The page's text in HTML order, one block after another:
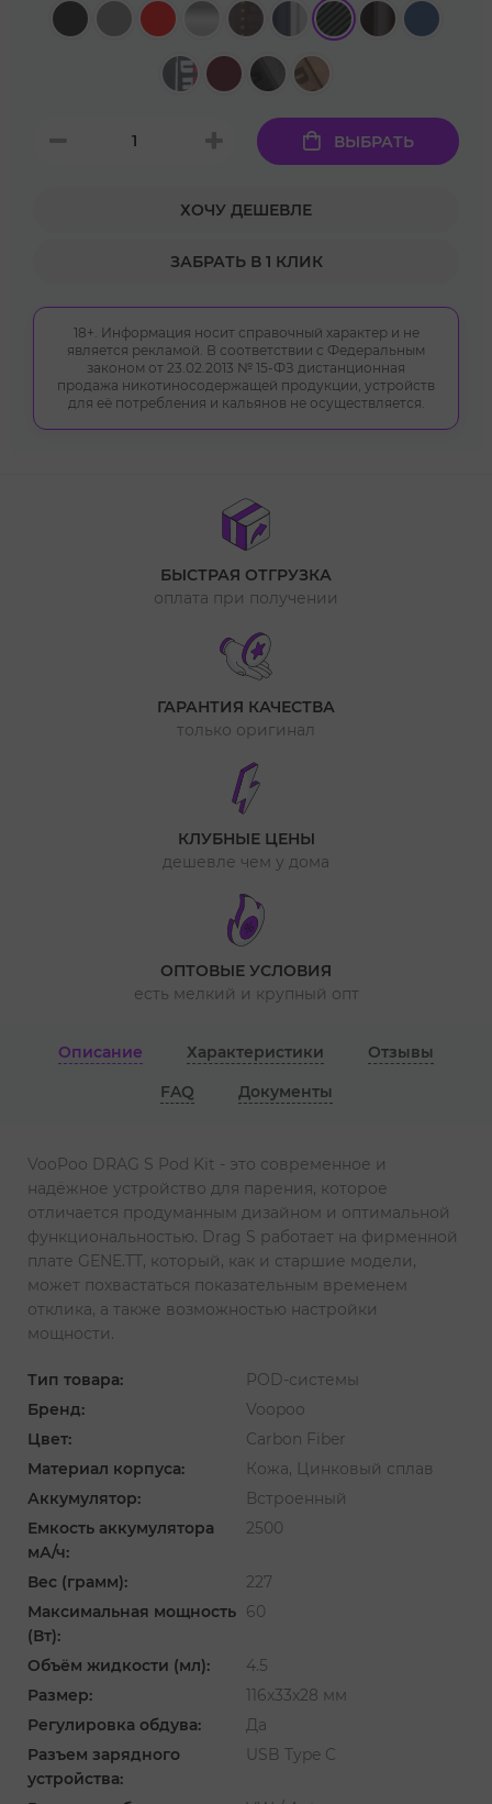
ВЫБРАТЬ
ХОЧУ ДЕШЕВЛЕ
ЗАБРАТЬ В 1 КЛИК
18+. Информация носит справочный характер и не
является рекламой. В соответствии с Федеральным
законом от 23.02.2013 № 15-ФЗ дистанционная
продажа никотиносодержащей продукции, устройств
для её потребления и кальянов не осуществляется.
БЫСТРАЯ ОТГРУЗКА
оплата при получении
ГАРАНТИЯ КАЧЕСТВА
только оригинал
КЛУБНЫЕ ЦЕНЫ
дешевле чем у дома
ОПТОВЫЕ УСЛОВИЯ
есть мелкий и крупный опт
Описание Характеристики
Отзывы
FAQ
Документы
VooPoo DRAG S Pod Kit - это современное и
надёжное устройство для парения, которое
отличается продуманным дизайном и оптимальной
функциональностью. Drag S работает на фирменной
плате GENE.TT, который, как и старшие модели,
может похвастаться показательным временем
отклика, а также возможностью настройки
мощности.
Тип товара:
POD-системы
Бренд:
Voopoo
Цвет:
Carbon Fiber
Материал корпуса:
Кожа, Цинковый сплав
Аккумулятор:
Встроенный
Емкость аккумулятора
мА/ч:
2500
Вес (грамм):
227
Максимальная мощность
(Вт):
60
Объём жидкости (мл):
4.5
Размер:
116х33х28 мм
Регулировка обдува:
Да
Разъем зарядного
устройства:
USB Type C